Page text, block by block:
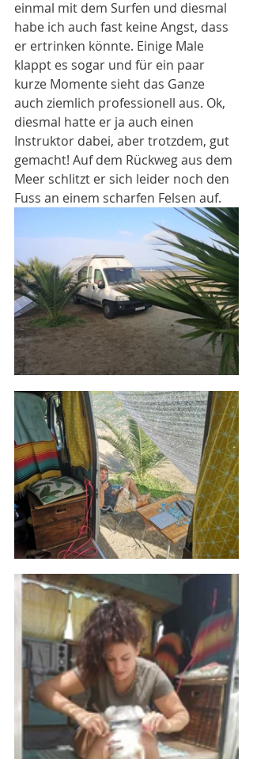
einmal mit dem Surfen und diesmal
habe ich auch fast keine Angst, dass
er ertrinken könnte. Einige Male
klappt es sogar und für ein paar
kurze Momente sieht das Ganze
auch ziemlich professionell aus. Ok,
diesmal hatte er ja auch einen
Instruktor dabei, aber trotzdem, gut
gemacht! Auf dem Rückweg aus dem
Meer schlitzt er sich leider noch den
Fuss an einem scharfen Felsen auf.